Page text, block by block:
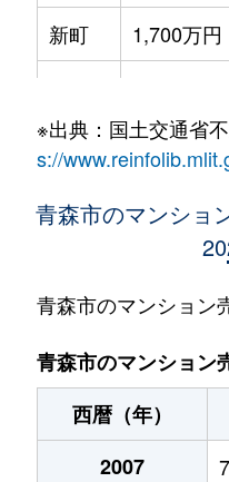
新町
1,700万円
堤町
1,100万円
650万円
堤町
160万円
堤町
2,000万円
長島
2,400万円
740万円
※出典：国土交通省
s://
青森市のマンショ
青森市のマンション
青森市のマンション
西暦（年）
2007